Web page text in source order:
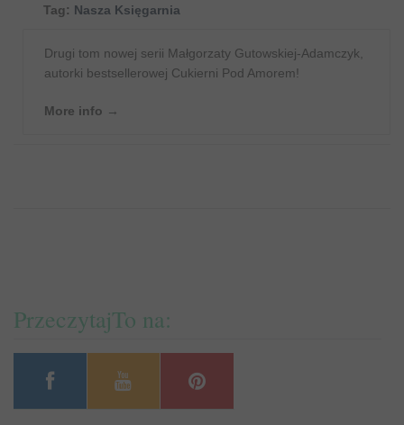
Tag: Nasza Księgarnia
Drugi tom nowej serii Małgorzaty Gutowskiej-Adamczyk,
autorki bestsellerowej Cukierni Pod Amorem!
More info →
PrzeczytajTo na: